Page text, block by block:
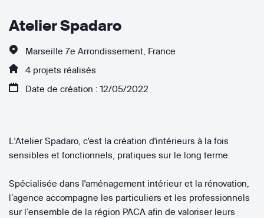
Atelier Spadaro
Marseille 7e Arrondissement, France
4 projets réalisés
Date de création : 12/05/2022
L'Atelier Spadaro, c'est la création d'intérieurs à la fois
sensibles et fonctionnels, pratiques sur le long terme.
Spécialisée dans l'aménagement intérieur et la rénovation,
l’agence accompagne les particuliers et les professionnels
sur l’ensemble de la région PACA afin de valoriser leurs